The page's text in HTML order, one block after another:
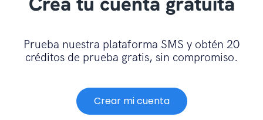
Prueba nuestra plataforma SMS y obtén 20
créditos de prueba gratis, sin compromiso.
Crear mi cuenta